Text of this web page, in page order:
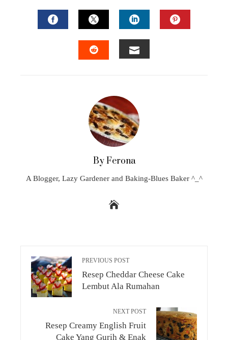
FACEBOOKTWITTERLINKEDIN
By Ferona
A Blogger, Lazy Gardener and Baking-Blues Baker ^_^
PREVIOUS POST
Resep Cheddar Cheese Cake
Lembut Ala Rumahan
NEXT POST
Resep Creamy English Fruit
Cake Yang Gurih & Enak